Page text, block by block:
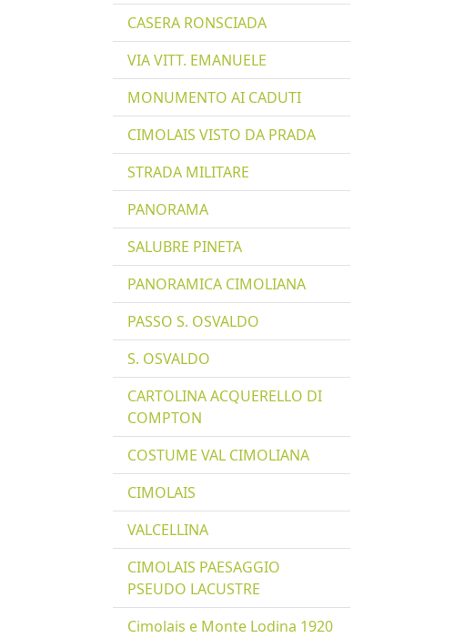
CASERA RONSCIADA
VIA VITT. EMANUELE
MONUMENTO AI CADUTI
CIMOLAIS VISTO DA PRADA
STRADA MILITARE
PANORAMA
SALUBRE PINETA
PANORAMICA CIMOLIANA
PASSO S. OSVALDO
S. OSVALDO
CARTOLINA ACQUERELLO DI
COMPTON
COSTUME VAL CIMOLIANA
CIMOLAIS
VALCELLINA
CIMOLAIS PAESAGGIO
PSEUDO LACUSTRE
Cimolais e Monte Lodina 1920